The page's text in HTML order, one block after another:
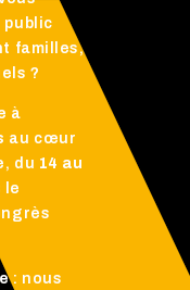
familles,
?
à
au cœur
du 14 au
le
: nous